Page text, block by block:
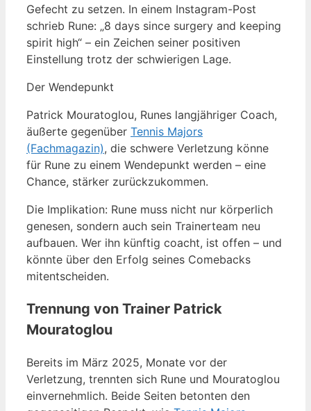
Gefecht zu setzen. In einem Instagram-Post
schrieb Rune: „8 days since surgery and keeping
spirit high“ – ein Zeichen seiner positiven
Einstellung trotz der schwierigen Lage.
Der Wendepunkt
Patrick Mouratoglou, Runes langjähriger Coach,
äußerte gegenüber Tennis Majors
(Fachmagazin), die schwere Verletzung könne
für Rune zu einem Wendepunkt werden – eine
Chance, stärker zurückzukommen.
Die Implikation: Rune muss nicht nur körperlich
genesen, sondern auch sein Trainerteam neu
aufbauen. Wer ihn künftig coacht, ist offen – und
könnte über den Erfolg seines Comebacks
mitentscheiden.
Trennung von Trainer Patrick
Mouratoglou
Bereits im März 2025, Monate vor der
Verletzung, trennten sich Rune und Mouratoglou
einvernehmlich. Beide Seiten betonten den